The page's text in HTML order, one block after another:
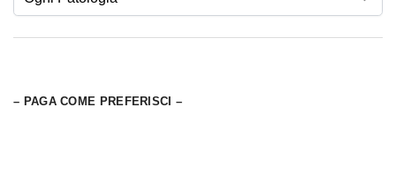
– PAGA COME PREFERISCI –